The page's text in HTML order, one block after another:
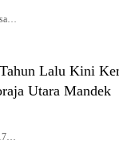
Lalu Kini
Utara Mandek